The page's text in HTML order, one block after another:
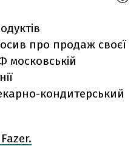
про продаж своєї
московській
кондитерський